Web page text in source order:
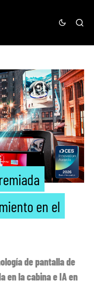
en el
de pantalla de
en la cabina e IA en